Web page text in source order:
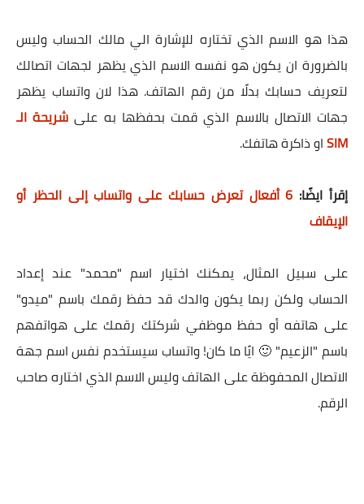
هذا هو الاسم الذي تختاره للإشارة الي مالك الحساب وليس
بالضرورة ان يكون هو نفسه الاسم الذي يظهر لجهات اتصالك
لتعريف حسابك بدلًا من رقم الهاتف. هذا لان واتساب يظهر
جهات الاتصال بالاسم الذي قمت بحفظها به على شريحة الـ
SIMاو ذاكرة هاتفك.
إقرأ ايضًا: 6 أفعال تعرض حسابك على واتساب إلى الحظر أو
الإيقاف
على سبيل المثال، يمكنك اختيار اسم "محمد" عند إعداد
الحساب ولكن ربما يكون والدك قد حفظ رقمك باسم "ميدو"
على هاتفه أو حفظ موظفي شركتك رقمك على هواتفهم
باسم "الزعيم" 🙂 ايًا ما كان! واتساب سيستخدم نفس اسم جهة
الاتصال المحفوظة على الهاتف وليس الاسم الذي اختاره صاحب
الرقم.